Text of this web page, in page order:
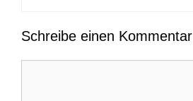
Schreibe einen Kommentar